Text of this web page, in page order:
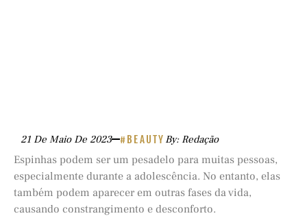
21 De Maio De 2023 #BEAUTY By: Redação
Espinhas podem ser um pesadelo para muitas pessoas,
especialmente durante a adolescência. No entanto, elas
também podem aparecer em outras fases da vida,
causando constrangimento e desconforto.